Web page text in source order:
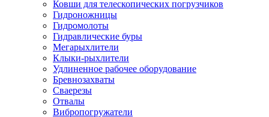
Ковши для телескопических погрузчиков
Гидроножницы
Гидромолоты
Гидравлические буры
Мегарыхлители
Клыки-рыхлители
Удлиненное рабочее оборудование
Бревнозахваты
Сваерезы
Отвалы
Вибропогружатели